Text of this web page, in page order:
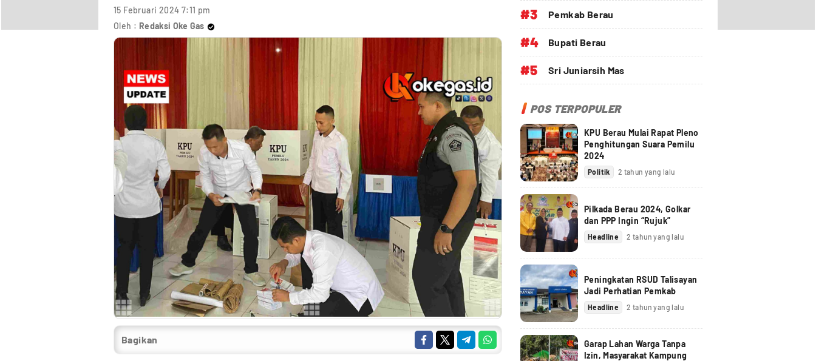
15 Februari 2024 7:11 pm
Oleh : Redaksi Oke Gas
Bagikan
#3 Pemkab Berau
#4 Bupati Berau
#5 Sri Juniarsih Mas
POS TERPOPULER
KPU Berau Mulai Rapat Pleno
Penghitungan Suara Pemilu
2024
Politik 2 tahun yang lalu
Pilkada Berau 2024, Golkar
dan PPP Ingin “Rujuk”
Headline 2 tahun yang lalu
Peningkatan RSUD Talisayan
Jadi Perhatian Pemkab
Headline 2 tahun yang lalu
Garap Lahan Warga Tanpa
Izin, Masyarakat Kampung